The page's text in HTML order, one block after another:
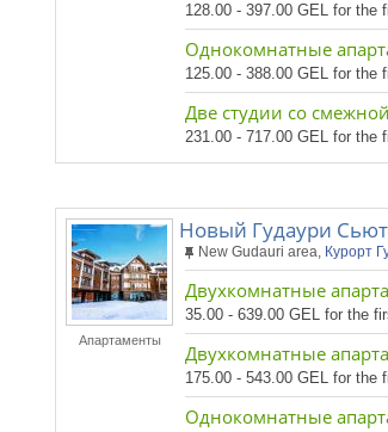
128.00 - 397.00 GEL for the
Однокомнатные
125.00 - 388.00 GEL for the
Две студии со
231.00 - 717.00 GEL for the
Апартаменты
Новый Гудаури
New Gudauri area, Курорт
Двухкомнатные
35.00 - 639.00 GEL for the
Двухкомнатные
175.00 - 543.00 GEL for the
Однокомнатные